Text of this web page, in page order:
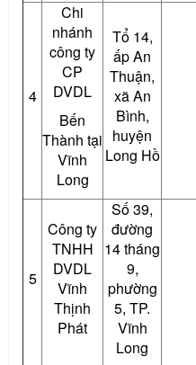
4
Chi
nhánh
công ty
CP
DVDL
Bến
Thành tại
Vĩnh
Long
Tổ 14,
ấp An
Thuận,
xã An
Bình,
huyện
Long Hồ
5
Công ty
TNHH
DVDL
Vĩnh
Thịnh
Phát
Số 39,
đường
14 tháng
9,
phường
5, TP.
Vĩnh
Long